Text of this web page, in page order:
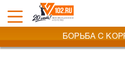
БОРЬБА С